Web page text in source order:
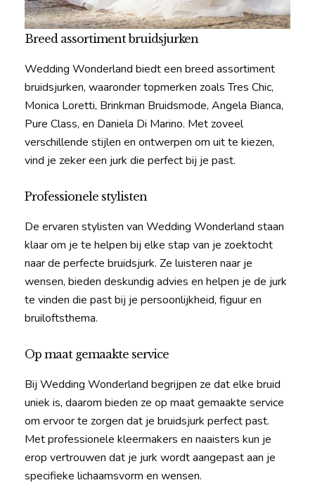
Breed assortiment bruidsjurken
Wedding Wonderland biedt een breed assortiment
bruidsjurken, waaronder topmerken zoals Tres Chic,
Monica Loretti, Brinkman Bruidsmode, Angela Bianca,
Pure Class, en Daniela Di Marino. Met zoveel
verschillende stijlen en ontwerpen om uit te kiezen,
vind je zeker een jurk die perfect bij je past.
Professionele stylisten
De ervaren stylisten van Wedding Wonderland staan
klaar om je te helpen bij elke stap van je zoektocht
naar de perfecte bruidsjurk. Ze luisteren naar je
wensen, bieden deskundig advies en helpen je de jurk
te vinden die past bij je persoonlijkheid, figuur en
bruiloftsthema.
Op maat gemaakte service
Bij Wedding Wonderland begrijpen ze dat elke bruid
uniek is, daarom bieden ze op maat gemaakte service
om ervoor te zorgen dat je bruidsjurk perfect past.
Met professionele kleermakers en naaisters kun je
erop vertrouwen dat je jurk wordt aangepast aan je
specifieke lichaamsvorm en wensen.